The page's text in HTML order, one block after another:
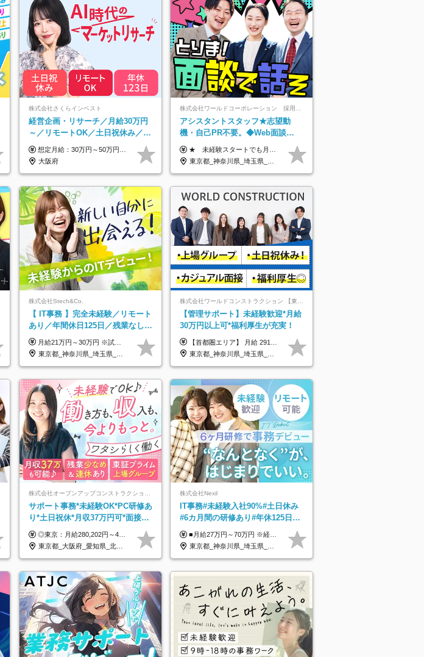
株式会社さくらインベスト
経営企画・リサーチ／月給30万円
～／リモートOK／土日祝休み／生
成AIを活用できる方歓迎
想定月給：30万円～50万円程度＋各種手当＋賞与年2回 ※想定年収：400万円～600万円 ※経験・能力等考慮の上、規定により優遇 ※上記月給には固定残業代を含みます。固定残業代は、時間外労働の有無に関わらず月10時間分（月2.2万円（月収30万円の場合）～3.6万円（月収50万円の場合））を支給し、超過分は追加で支給します ※試用期間2ヶ月（待遇に差異なし） 【固定残業代について】 固定残業10時間分（22,000円～36,000円）を含む ※超過分は別途全額支給
大阪府
アシスタントスタッフ★志望動
機・自己PR不要。◆Web面談
OK◆完全週休2日◆年収700万円
可/p13
★ 未経験スタートでも月収40万円以上も目指せます！ ★ ★ 試用期間6か月あり／給与・待遇に変更なし ★ ＼パターン①orパターン②で給与形態の選択が可能／ ＜パターン①＞ 月給+交通費+（残業代は全額別途支給） 【首都圏・関東・北信越】 月給30.0万円以上 【関西】 月給27.5万円以上 【中部】 月給26.5万円以上 【東北】 月給24.5万円以上 【北海道】 月給24.0万円以上 【九州・中四国】 月給25.5万円以上 ＜パターン②＞ 月給（固定残業代20H含む）+交通費+賞与年2回+残業代 （※20H場合を超過した場合は全額別途支給） 【首都圏・関東・北信越】 月給25.0万円以上 【関 西・中部】 月給24.5万円以上 【東 北・北海道・九州・中四国】 月給23.5万円以上 ※上記給与には固定残業代（月20H分）を含みます 固定残業代は残業の有無に関わらず支給し、超過分は別途全額支給いたします ①②の給与形態はご本人様と相談の上、最終的に会社が決定いたします （内定時に通知） ■給与改定年1回 ■(※)賞与年2回（昨年度支給実績2回／頑張りを評価） (※)支給条件に規定あり
東京都_神奈川県_埼玉県_千葉県_大阪府_愛知県_北海道_青森県_岩手県_宮城県_秋田県_山形県_福島県_茨城県_栃木県_群馬県_新潟県_山梨県_長野県_富山県_石川県_福井県_静岡県_岐阜県_三重県_兵庫県_京都府_滋賀県_奈良県_和歌山県_広島県_岡山県_鳥取県_島根県_山口県_徳島県_香川県_愛媛県_高知県_福岡県_佐賀県_長崎県_大分県_宮崎県_鹿児島県_沖縄県
株式会社Stech&Co.
【 IT事務 】完全未経験／リモート
あり／年間休日125日／残業なし／
産休育休あり／服装・髪型自由／
毎年昇給
月給21万円～30万円 ※試用期間3ヶ月間の待遇に変動はありません。 ※みなし残業代(月20時間分29,725円～)を含む。（※超過分は追加支給）
東京都_神奈川県_埼玉県_千葉県_大阪府_愛知県_北海道_青森県_岩手県_宮城県_秋田県_山形県_福島県_茨城県_栃木県_群馬県_新潟県_山梨県_長野県_富山県_石川県_福井県_静岡県_岐阜県_三重県_兵庫県_京都府_滋賀県_奈良県_和歌山県_広島県_岡山県_鳥取県_島根県_山口県_徳島県_香川県_愛媛県_高知県_福岡県_熊本県_佐賀県_長崎県_大分県_宮崎県_鹿児島県_沖縄県
【管理サポート】未経験歓迎*月給
30万円以上可*福利厚生が充実！
【首都圏エリア】 月給 291,800円以上 ＋ 各種手当 【北関東エリア】 月給 264,260円以上 ＋ 各種手当 【関西・四国エリア】 月給 278,040円以上 ＋ 各種手当 【中部エリア】 月給 278,040円以上 ＋ 各種手当 【北海道・東北エリア】 月給 247,000円以上 ＋ 各種手当 【九州エリア】 月給 235,540円以上 ＋ 各種手当 【中国エリア】 月給 250,460 円以上 ＋ 各種手当 ※全て年齢・経験・能力などを考慮します。 ※試用期間3ヶ月あり。その間の待遇に変動はありません。 ※固定残業代（20時間分）を含む 首都圏／37,800円以上 北関東／34,260円以上 関西・四国／36,040円以上 中部／36,040円以上 北海道・東北／32,000円以上 九州／30,540円以上 中国／32,460円以上 ※超過分は全額支給 初年度の年収 400万円～900万円
東京都_神奈川県_埼玉県_千葉県_大阪府_愛知県_北海道_青森県_岩手県_宮城県_秋田県_山形県_福島県_茨城県_栃木県_群馬県_新潟県_山梨県_長野県_富山県_石川県_福井県_静岡県_岐阜県_三重県_兵庫県_京都府_滋賀県_奈良県_和歌山県_広島県_岡山県_鳥取県_島根県_山口県_徳島県_香川県_愛媛県_高知県_福岡県_熊本県_佐賀県_長崎県_大分県_宮崎県_鹿児島県_沖縄県
株式会社オープンアップコンストラクション（東証プライム上場グループ）
サポート事務*未経験OK*PC研修あ
り*土日祝休*月収37万円可*面接1
回/o
◎東京：月給280,202円～402,430円 ◎大阪：月給269,824円～392,052円 ◎名古屋：月給285,967円～408,195円 ◎その他：月給265,212円～387,440円 ※試用期間3か月／待遇は研修期間中のみ変更あり （東京：23.9万円～、大阪：月給23.4万円～、名古屋：月給24.2万円～、その他：月給23.1万円～） ※固定残業代（配属後に支給）・一律手当を含む ※固定残業代は残業がない場合も支給し、超過分は別途支給する ※年齢、経験、能力を考慮し、支給額を決定します。
東京都_大阪府_愛知県_北海道_宮城県_新潟県_石川県_静岡県_広島県_福岡県_沖縄県
株式会社Nexil
IT事務#未経験入社90%#土日休み
#6カ月間の研修あり#年休125日以
上#残業月5h以下#リモート可
■月給27万円～70万円 ※経験・スキルなどを考慮して決定します。 ※上記金額には固定残業代（月15時間相当分／26,300円～73,500円）を含みます。 超過分は別途支給します。 ★最大200万円の昇給アップを叶えたメンバーも！ ￣￣￣V￣￣￣￣￣￣￣￣￣￣￣￣￣￣￣￣￣￣￣ 社員の頑張りはしっかり評価・還元！ はじめは経験がなくても、頑張り次第で早期キャリアアップも狙える環境が充実！ 実際に、昇給で最大200万円給与が上がった先輩社員も活躍中！ 社員のモチベーションも高く維持しながら働けます◎ ★一人でも多くの方とお会いしたいと考えています！ ￣￣￣V￣￣￣￣￣￣￣￣￣￣￣￣￣￣￣￣￣￣￣￣ 現在活躍中の先輩たちの前職は、営業や飲食、 美容師や銀行員、アパレル店員など、多彩！ パソコンが苦手だったメンバーも今では第一線で活躍中です！
東京都_神奈川県_埼玉県_千葉県_大阪府_愛知県_北海道_青森県_岩手県_宮城県_秋田県_山形県_福島県_茨城県_栃木県_群馬県_新潟県_山梨県_長野県_富山県_石川県_福井県_静岡県_岐阜県_三重県_兵庫県_京都府_滋賀県_奈良県_和歌山県_広島県_岡山県_鳥取県_島根県_山口県_徳島県_香川県_愛媛県_高知県_福岡県_熊本県_佐賀県_長崎県_大分県_宮崎県_鹿児島県_沖縄県